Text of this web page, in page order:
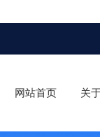
网站首页 关